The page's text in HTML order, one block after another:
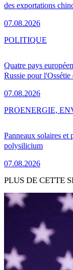
des exportations
07.08.2026
Quatre pays
Russie pour l'Ossétie
07.08.2026
POLITIQUE
Panneaux solaires et
polysilicium
07.08.2026
PROENERGIE,
PLUS DE CETTE